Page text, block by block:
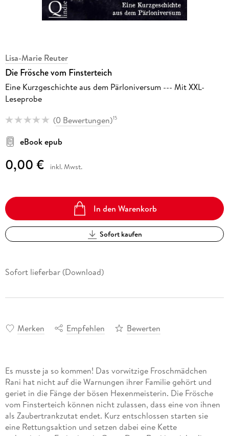
Lisa-Marie Reuter
Die Frösche vom Finsterteich
Eine Kurzgeschichte aus dem Pärloniversum --- Mit XXL-
Leseprobe
(0 Bewertungen)15
eBook epub
0,00 € inkl. Mwst.
In den Warenkorb
Sofort kaufen
Sofort lieferbar (Download)
Merken Empfehlen Bewerten
Es musste ja so kommen! Das vorwitzige Froschmädchen
Rani hat nicht auf die Warnungen ihrer Familie gehört und
geriet in die Fänge der bösen Hexenmeisterin. Die Frösche
vom Finsterteich können nicht zulassen, dass eine von ihnen
als Zaubertrankzutat endet. Kurz entschlossen starten sie
eine Rettungsaktion und setzen dabei eine Kette